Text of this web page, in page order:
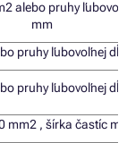
2 alebo pruhy
mm
pruhy ľubovoľnej
pruhy ľubovoľnej
mm2 , šírka častíc